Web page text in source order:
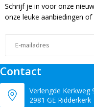
Schrijf je in voor onze
onze leuke aanbiedingen of
Contact
Verlengde Kerkweg
2981 GE Ridderkerk